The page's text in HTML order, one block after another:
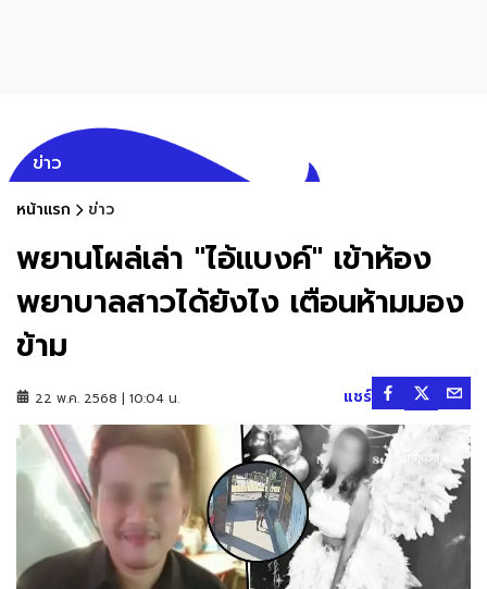
ข่าว
หน้าแรก ข่าว
พยานโผล่เล่า "ไอ้แบงค์" เข้าห้อง
พยาบาลสาวได้ยังไง เตือนห้ามมอง
ข้าม
22 พ.ค. 2568 | 10:04 น. แชร์